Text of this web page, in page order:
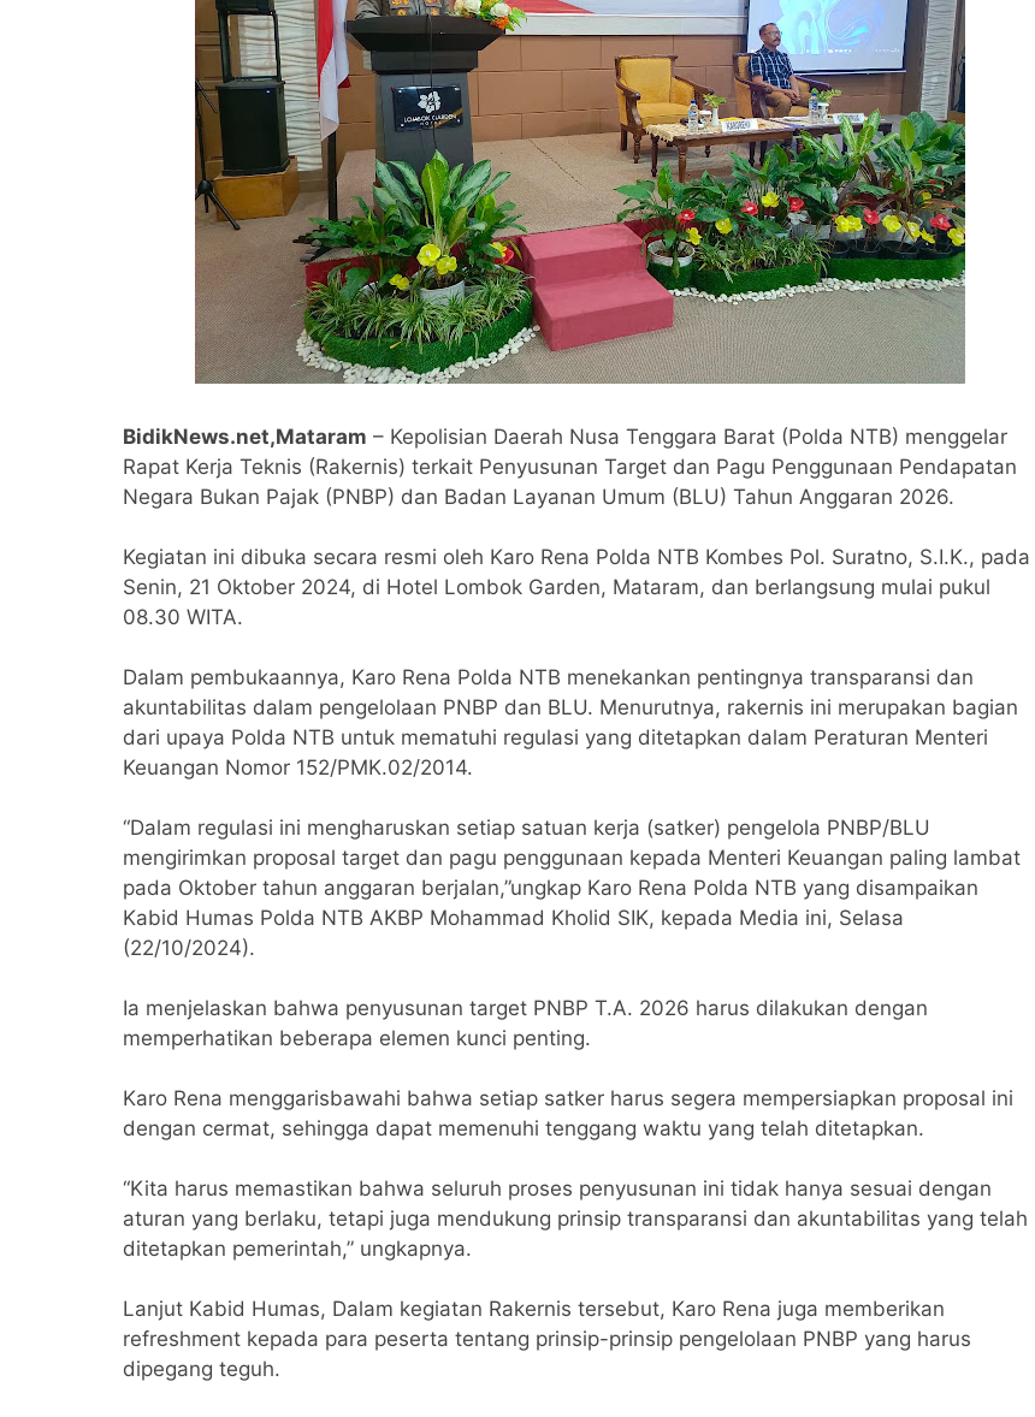
BidikNews.net,Mataram – Kepolisian Daerah Nusa Tenggara Barat (Polda NTB) menggelar
Rapat Kerja Teknis (Rakernis) terkait Penyusunan Target dan Pagu Penggunaan Pendapatan
Negara Bukan Pajak (PNBP) dan Badan Layanan Umum (BLU) Tahun Anggaran 2026.
Kegiatan ini dibuka secara resmi oleh Karo Rena Polda NTB Kombes Pol. Suratno, S.I.K., pada
Senin, 21 Oktober 2024, di Hotel Lombok Garden, Mataram, dan berlangsung mulai pukul
08.30 WITA.
Dalam pembukaannya, Karo Rena Polda NTB menekankan pentingnya transparansi dan
akuntabilitas dalam pengelolaan PNBP dan BLU. Menurutnya, rakernis ini merupakan bagian
dari upaya Polda NTB untuk mematuhi regulasi yang ditetapkan dalam Peraturan Menteri
Keuangan Nomor 152/PMK.02/2014.
“Dalam regulasi ini mengharuskan setiap satuan kerja (satker) pengelola PNBP/BLU
mengirimkan proposal target dan pagu penggunaan kepada Menteri Keuangan paling lambat
pada Oktober tahun anggaran berjalan,”ungkap Karo Rena Polda NTB yang disampaikan
Kabid Humas Polda NTB AKBP Mohammad Kholid SIK, kepada Media ini, Selasa
(22/10/2024).
Ia menjelaskan bahwa penyusunan target PNBP T.A. 2026 harus dilakukan dengan
memperhatikan beberapa elemen kunci penting.
Karo Rena menggarisbawahi bahwa setiap satker harus segera mempersiapkan proposal ini
dengan cermat, sehingga dapat memenuhi tenggang waktu yang telah ditetapkan.
“Kita harus memastikan bahwa seluruh proses penyusunan ini tidak hanya sesuai dengan
aturan yang berlaku, tetapi juga mendukung prinsip transparansi dan akuntabilitas yang telah
ditetapkan pemerintah,” ungkapnya.
Lanjut Kabid Humas, Dalam kegiatan Rakernis tersebut, Karo Rena juga memberikan
refreshment kepada para peserta tentang prinsip-prinsip pengelolaan PNBP yang harus
dipegang teguh.